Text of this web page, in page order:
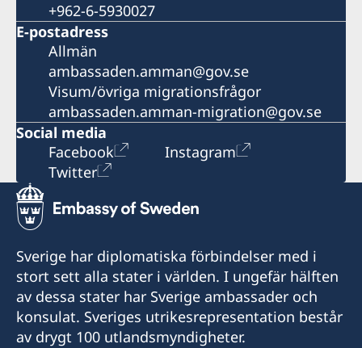
+962-6-5930027
E-postadress
Allmän
ambassaden.amman@gov.se
Visum/övriga migrationsfrågor
ambassaden.amman-migration@gov.se
Social media
Facebook
Instagram
Twitter
Sverige har diplomatiska förbindelser med i
stort sett alla stater i världen. I ungefär hälften
av dessa stater har Sverige ambassader och
konsulat. Sveriges utrikesrepresentation består
av drygt 100 utlandsmyndigheter.